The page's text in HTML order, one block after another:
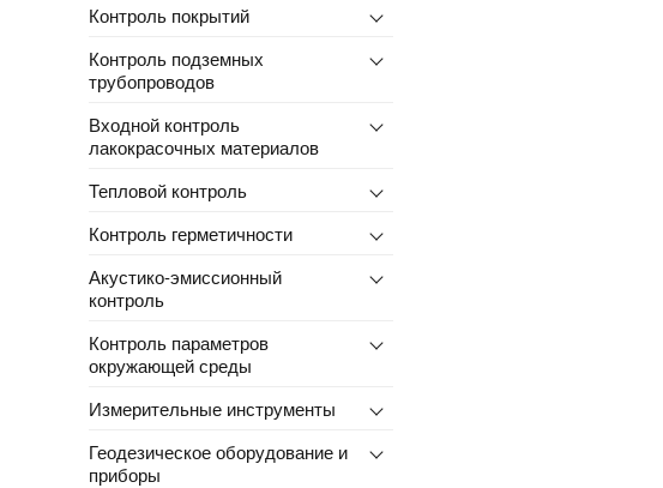
Контроль покрытий
Контроль подземных
трубопроводов
Входной контроль
лакокрасочных материалов
Тепловой контроль
Контроль герметичности
Акустико-эмиссионный
контроль
Контроль параметров
окружающей среды
Измерительные инструменты
Геодезическое оборудование и
приборы